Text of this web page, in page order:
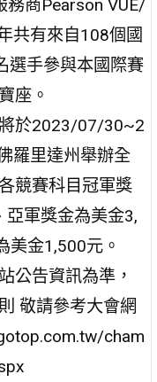
務商Pearson VUE/
共有來自108個國
選手參與本國際賽
座。
於2023/07/30~2
羅里達州舉辦全
競賽科目冠軍獎
軍獎金為美金3,
美金1,500元。
公告資訊為準，
敬請參考大會網
cham